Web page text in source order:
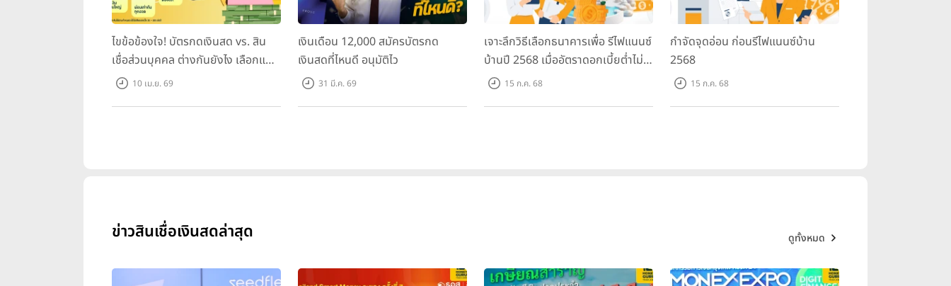
คำแนะนำเบื้องต้นในการตัดสินใจเลือกทำประกันสะสมทรัพย์ระยะสั้น หรือระยะยาว
ดูเป้าหมายในการเก็บเงินของเราเป็นหลัก
ในการวางแผนการเงิน เรามักจะแบ่งเป้าหมายออกตามระยะเวลา ได้แก่ เป้าหมายระยะสั้น ระยะกลาง ระยะยาว เพื่อกำหนดแนวทางในการบริหารเงิน
ของเราต่อ
สร้างวินัยในการเก็บเงินได้มากเลยค่ะ
ถ้าเราอายุน้อย แปลว่า ระยะเวลาในการเก็บเงินของเราจะมีนานขึ้น ทำให้เราสามารถวางแผนการเงินได้อย่างมีประสิทธิภาพมากยิ่งขึ้น เช่น ระหว่าง
ไขข้อข้องใจ! บัตรกดเงินสด vs. สิน
เชื่อส่วนบุคคล ต่างกันยังไง เลือกแบบ
ไหนให้ตอบโจทย์?
10 เม.ย. 69
เงินเดือน 12,000 สมัครบัตรกด
เงินสดที่ไหนดี อนุมัติไว
31 มี.ค. 69
เจาะลึกวิธีเลือกธนาคารเพื่อ รีไฟแนนซ์
บ้านปี 2568 เมื่ออัตราดอกเบี้ยต่ำไม่ใช่
คำตอบเดียว
15 ก.ค. 68
กำจัดจุดอ่อน ก่อนรีไฟแนนซ์บ้าน
2568
15 ก.ค. 68
ข่าวสินเชื่อเงินสดล่าสุด ดูทั้งหมด